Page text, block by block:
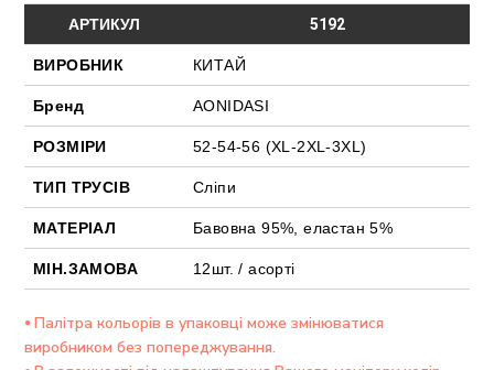
АРТИКУЛ 5192
ВИРОБНИК КИТАЙ
Бренд AONIDASI
РОЗМІРИ 52-54-56 (XL-2XL-3XL)
ТИП ТРУСІВ Сліпи
МАТЕРІАЛ Бавовна 95%, еластан 5%
МІН.ЗАМОВА 12шт. / асорті
⦁ Палітра кольорів в упаковці може змінюватися
виробником без попереджування.